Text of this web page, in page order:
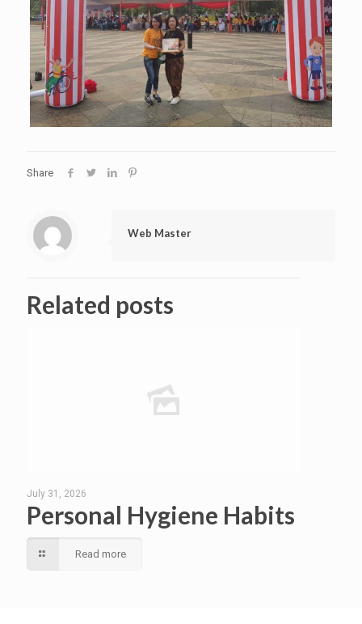
Share
Web Master
Related posts
July 31, 2026
Personal Hygiene Habits
Read more